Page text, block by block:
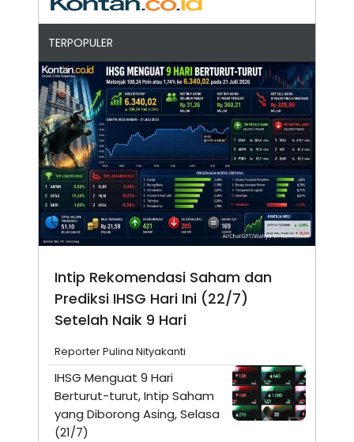
TERPOPULER
Intip Rekomendasi Saham dan
Prediksi IHSG Hari Ini (22/7)
Setelah Naik 9 Hari
Reporter Pulina Nityakanti
IHSG Menguat 9 Hari
Berturut-turut, Intip Saham
yang Diborong Asing, Selasa
(21/7)